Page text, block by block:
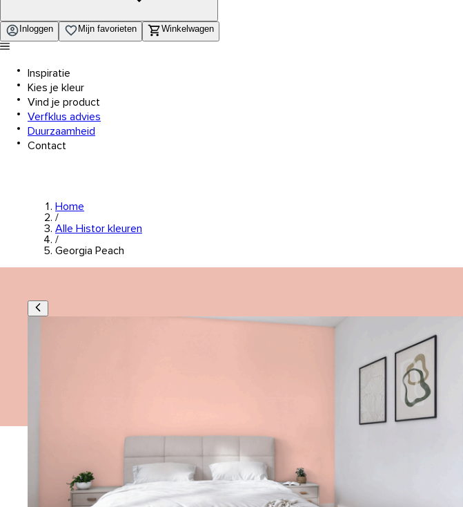
Inloggen Mijn favorieten Winkelwagen
Inspiratie
Kies je kleur
Vind je product
Verfklus advies
Duurzaamheid
Contact
Home
/
Alle Histor kleuren
/
Georgia Peach